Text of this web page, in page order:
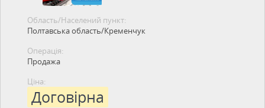
Область/Населений пункт:
Полтавська область/Кременчук
Операція:
Продажа
Ціна:
Договірна